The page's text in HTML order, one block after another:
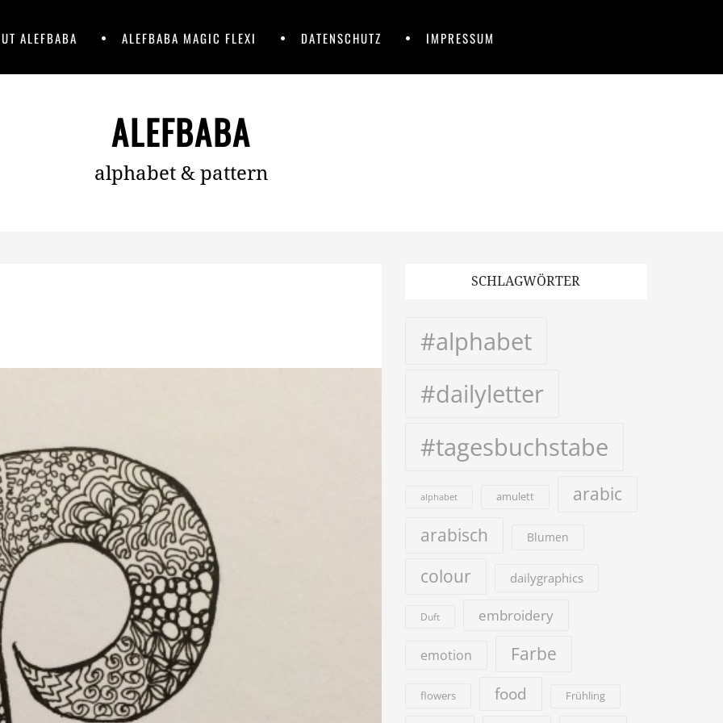
ALEFBABA ALEFBABA MAGIC FLEXI DATENSCHUTZ IMPRESSUM
ALEFBABA
alphabet & pattern
SCHLAGWÖRTER
#alphabet
#dailyletter
#tagesbuchstabe
alphabet amulett
arabic
arabisch
Blumen
colour dailygraphics
Duft embroidery
emotion Farbe
flowers food Frühling